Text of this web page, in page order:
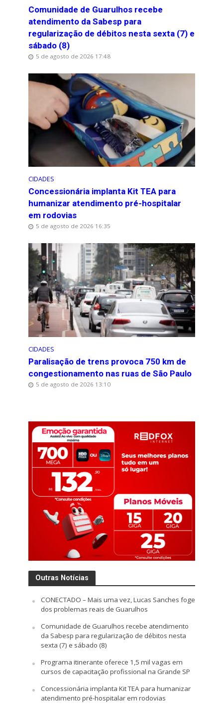
Comunidade de Guarulhos recebe
atendimento da Sabesp para
regularização de débitos nesta sexta (7) e
sábado (8)
5 de agosto de 2026 17:48
CIDADES
Concessionária implanta Kit TEA para
humanizar atendimento pré-hospitalar
em rodovias
5 de agosto de 2026 16:35
CIDADES
Paralisação de trens provoca 750 km de
congestionamento nas ruas de São Paulo
5 de agosto de 2026 13:10
Outras Notícias
CONECTADO – Mais uma vez, Lucas Sanches foge
dos problemas reais de Guarulhos
Comunidade de Guarulhos recebe atendimento
da Sabesp para regularização de débitos nesta
sexta (7) e sábado (8)
Programa itinerante oferece 1,5 mil vagas em
cursos de capacitação profissional na Grande SP
Concessionária implanta Kit TEA para humanizar
atendimento pré-hospitalar em rodovias